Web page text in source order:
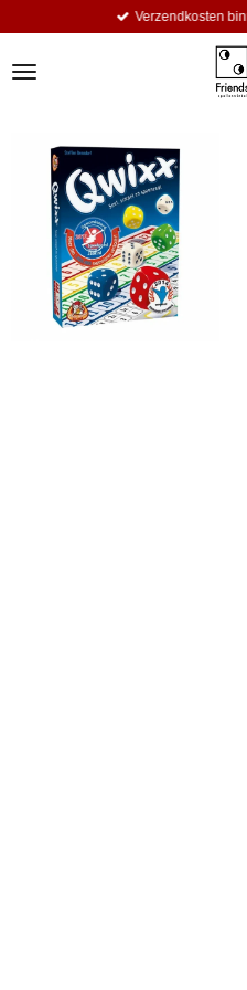
de
Verzendkosten